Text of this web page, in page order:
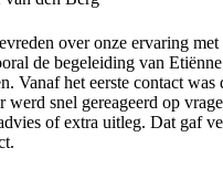
over onze ervaring
de begeleiding van
Vanaf het eerste contact was
werd snel gereageerd op
of extra uitleg. Dat gaf